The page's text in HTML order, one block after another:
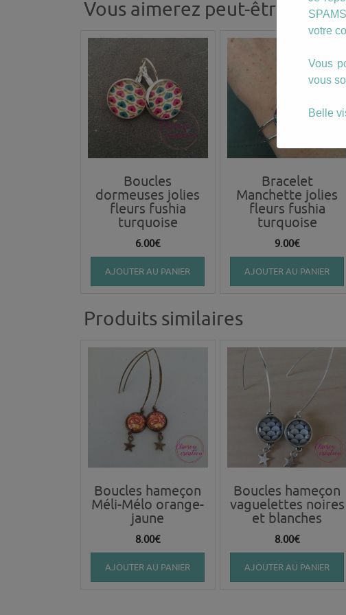
Vous aimerez peut-être
Boucles
dormeuses jolies
fleurs fushia
turquoise
6.00€
AJOUTER AU PANIER
Bracelet
Manchette jolies
fleurs fushia
turquoise
9.00€
AJOUTER AU PANIER
Produits similaires
Boucles hameçon
Méli-Mélo orange-
jaune
8.00€
AJOUTER AU PANIER
Boucles hameçon
vaguelettes noires
et blanches
8.00€
AJOUTER AU PANIER
votre
Vous
vous
Belle